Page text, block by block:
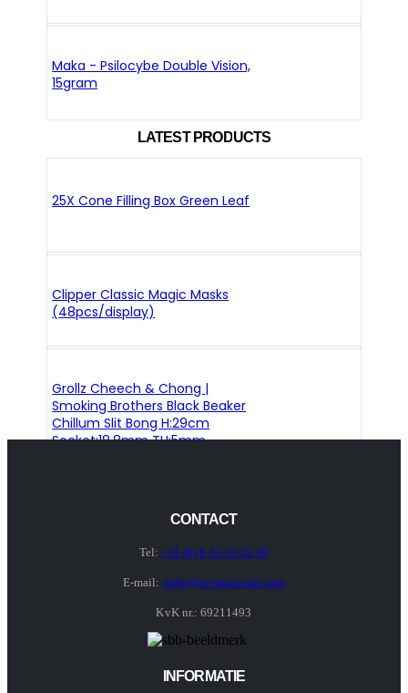
Maka - Psilocybe Double Vision,
15gram
LATEST PRODUCTS
25X Cone Filling Box Green Leaf
Clipper Classic Magic Masks
(48pcs/display)
Grollz Cheech & Chong |
Smoking Brothers Black Beaker
Chillum Slit Bong H:29cm
Socket:18.8mm TH:5mm
CONTACT
Tel: +31 (0) 6 51 33 52 30
E-mail: order@sr-wholesale.com
KvK nr.: 69211493
INFORMATIE